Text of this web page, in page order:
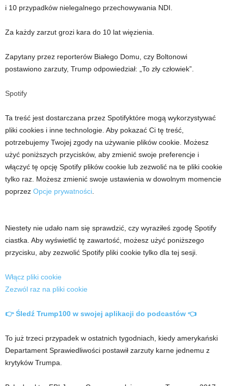
i 10 przypadków nielegalnego przechowywania NDI.
Za każdy zarzut grozi kara do 10 lat więzienia.
Zapytany przez reporterów Białego Domu, czy Boltonowi
postawiono zarzuty, Trump odpowiedział: „To zły człowiek”.
Spotify
Ta treść jest dostarczana przez Spotifyktóre mogą wykorzystywać
pliki cookies i inne technologie. Aby pokazać Ci tę treść,
potrzebujemy Twojej zgody na używanie plików cookie. Możesz
użyć poniższych przycisków, aby zmienić swoje preferencje i
włączyć tę opcję Spotify plików cookie lub zezwolić na te pliki cookie
tylko raz. Możesz zmienić swoje ustawienia w dowolnym momencie
poprzez Opcje prywatności
Niestety nie udało nam się sprawdzić, czy wyraziłeś zgodę Spotify
ciastka. Aby wyświetlić tę zawartość, możesz użyć poniższego
przycisku, aby zezwolić Spotify pliki cookie tylko dla tej sesji.
Włącz pliki cookie
Zezwól raz na pliki cookie
👉 Śledź Trump100 w swojej aplikacji do podcastów 👈
To już trzeci przypadek w ostatnich tygodniach, kiedy amerykański
Departament Sprawiedliwości postawił zarzuty karne jednemu z
krytyków Trumpa.